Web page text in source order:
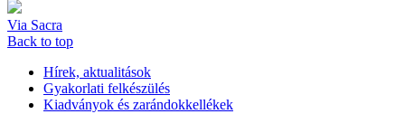
Via Sacra
Back to top
Hírek, aktualitások
Gyakorlati felkészülés
Kiadványok és zarándokkellékek